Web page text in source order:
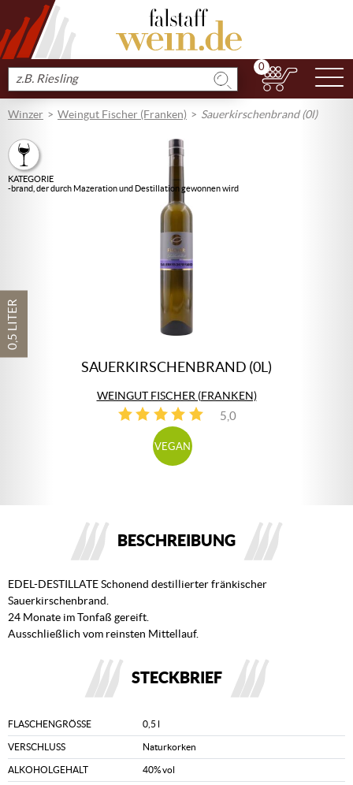
Produkt
suchen
0
Winzer Weingut Fischer (Franken) Sauerkirschenbrand (0l)
0,5 LITER
KATEGORIE
-brand, der durch Mazeration und Destillation gewonnen wird
SAUERKIRSCHENBRAND (0L)
WEINGUT FISCHER (FRANKEN)
5,0
2
VEGAN
BESCHREIBUNG
EDEL-DESTILLATE Schonend destillierter fränkischer
Sauerkirschenbrand.
24 Monate im Tonfaß gereift.
Ausschließlich vom reinsten Mittellauf.
STECKBRIEF
FLASCHENGRÖSSE 0,5 l
VERSCHLUSS Naturkorken
ALKOHOLGEHALT 40% vol